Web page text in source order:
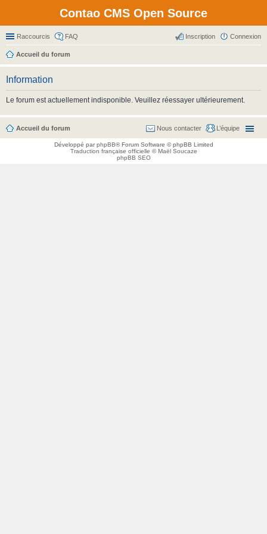
Contao CMS Open Source
Raccourcis FAQ Connexion
Inscription
Accueil du forum
Information
Le forum est actuellement indisponible. Veuillez réessayer ultérieurement.
Accueil du forum L’équipe
Nous contacter
Développé parphpBB® Forum Software © phpBB Limited
Traduction française officielle ©Maël Soucaze
phpBB SEO